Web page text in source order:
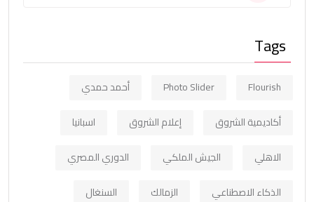
Tags
Flourish
Photo Slider
أحمد حمدي
أكاديمية الشروق
إعلام الشروق
اسبانيا
الاهلي
الجيش الملكي
الدوري المصري
الذكاء الاصطناعي
الزمالك
السنغال